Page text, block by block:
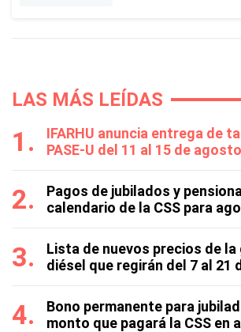
LAS MÁS LEÍDAS
IFARHU anuncia entrega de
PASE-U del 11 al 15 de agosto
Pagos de jubilados y
calendario de la CSS para
Lista de nuevos precios de la
diésel que regirán del 7 al 21
Bono permanente para
monto que pagará la CSS en